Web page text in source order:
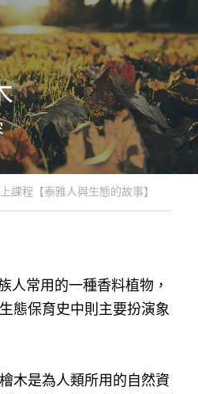
課程【泰雅人與生態的故事】
人常用的一種香料植物，
態保育史中則主要扮演象
木是為人類所用的自然資